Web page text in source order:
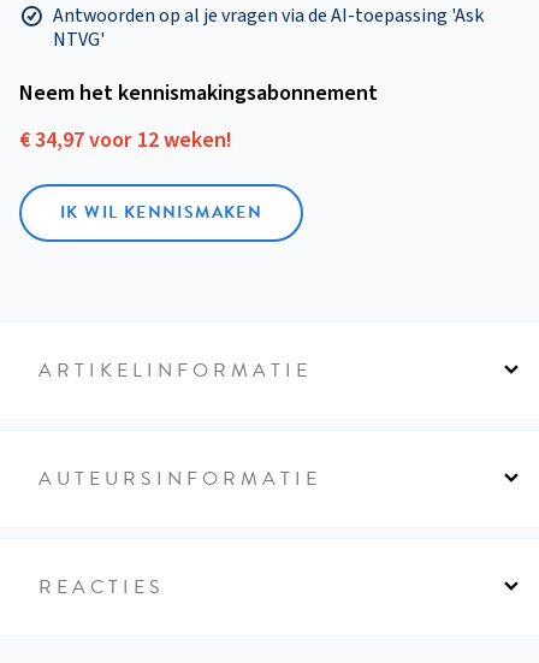
Antwoorden op al je vragen via de AI-toepassing 'Ask
NTVG'
Neem het kennismakings­abonnement
€ 34,97 voor 12 weken!
IK WIL KENNISMAKEN
ARTIKELINFORMATIE
AUTEURSINFORMATIE
REACTIES